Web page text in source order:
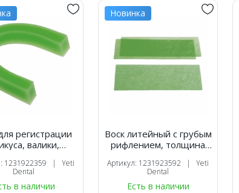
регистрации
валики,
(96 шт.),Yeti
1231922359 | Yeti
Dental
в наличии
Новинка
Воск литейный с грубым
рифлением, толщина
пластин), Yeti
Артикул: 1231923592 | Yeti
Dental
Есть в наличии